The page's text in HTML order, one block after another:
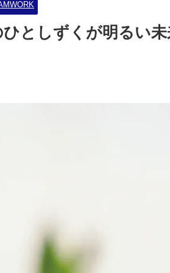
としずくが明るい